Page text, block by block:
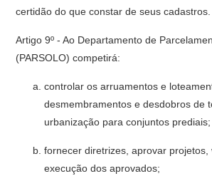
certidão do que constar de seus cadastros.
Artigo 9º - Ao Departamento de
(PARSOLO) competirá:
controlar os arruamentos e
desmembramentos e desdobros de
urbanização para conjuntos prediais;
fornecer diretrizes, aprovar projetos,
execução dos aprovados;